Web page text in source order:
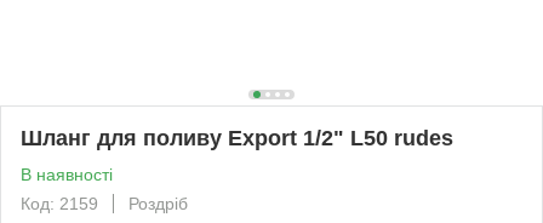
Шланг для поливу Export 1/2" L50 rudes
В наявності
Код: 2159
Роздріб